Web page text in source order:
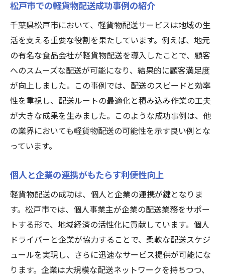
松戸市での軽貨物配送成功事例の紹介
千葉県松戸市において、軽貨物配送サービスは地域の生
活を支える重要な役割を果たしています。例えば、地元
の有名な食品会社が軽貨物配送を導入したことで、顧客
へのスムーズな配送が可能になり、結果的に顧客満足度
が向上しました。この事例では、配送のスピードと効率
性を重視し、配送ルートの最適化と積み込み作業の工夫
が大きな成果を生みました。このような成功事例は、他
の業界においても軽貨物配送の可能性を示す良い例とな
っています。
個人と企業の連携がもたらす利便性向上
軽貨物配送の成功は、個人と企業の連携が鍵となりま
す。松戸市では、個人事業主が企業の配送業務をサポー
トする形で、地域経済の活性化に貢献しています。個人
ドライバーと企業が協力することで、柔軟な配送スケジ
ュールを実現し、さらに迅速なサービス提供が可能にな
ります。企業は大規模な配送ネットワークを持ちつつ、